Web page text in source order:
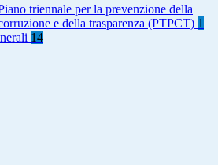
triennale per la prevenzione della
e della trasparenza (PTPCT) 1
14